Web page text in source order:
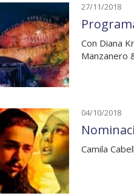
27/11/2018
Con Diana
Manzanero
04/10/2018
Camila